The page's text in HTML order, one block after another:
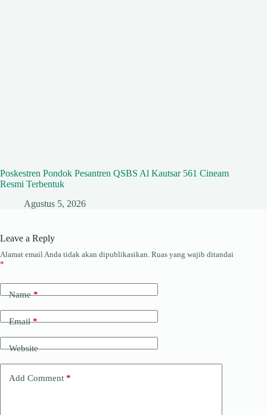
Poskestren Pondok Pesantren QSBS Al Kautsar 561 Cineam
Resmi Terbentuk
Agustus 5, 2026
Leave a Reply
Alamat email Anda tidak akan dipublikasikan. Ruas yang wajib ditandai
*
Name*
Email*
Website
Add Comment *